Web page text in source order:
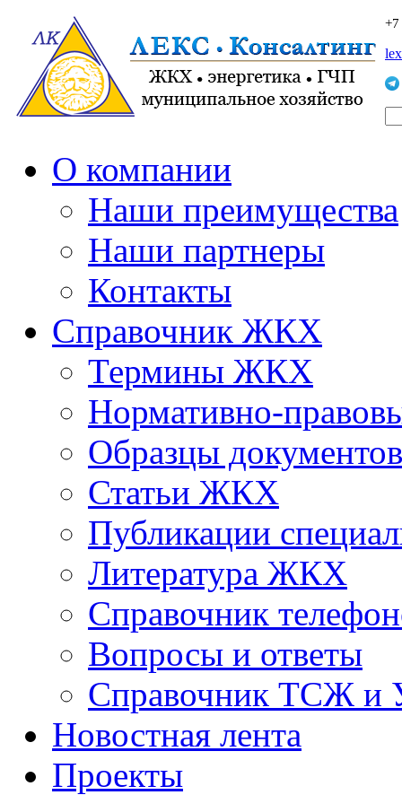
О компании
Наши преимущества
Наши партнеры
Контакты
Справочник ЖКХ
Термины ЖКХ
Нормативно-
Образцы документов
Статьи ЖКХ
Публикации
Литература ЖКХ
Справочник
Вопросы и ответы
Справочник ТСЖ и
Новостная лента
Проекты